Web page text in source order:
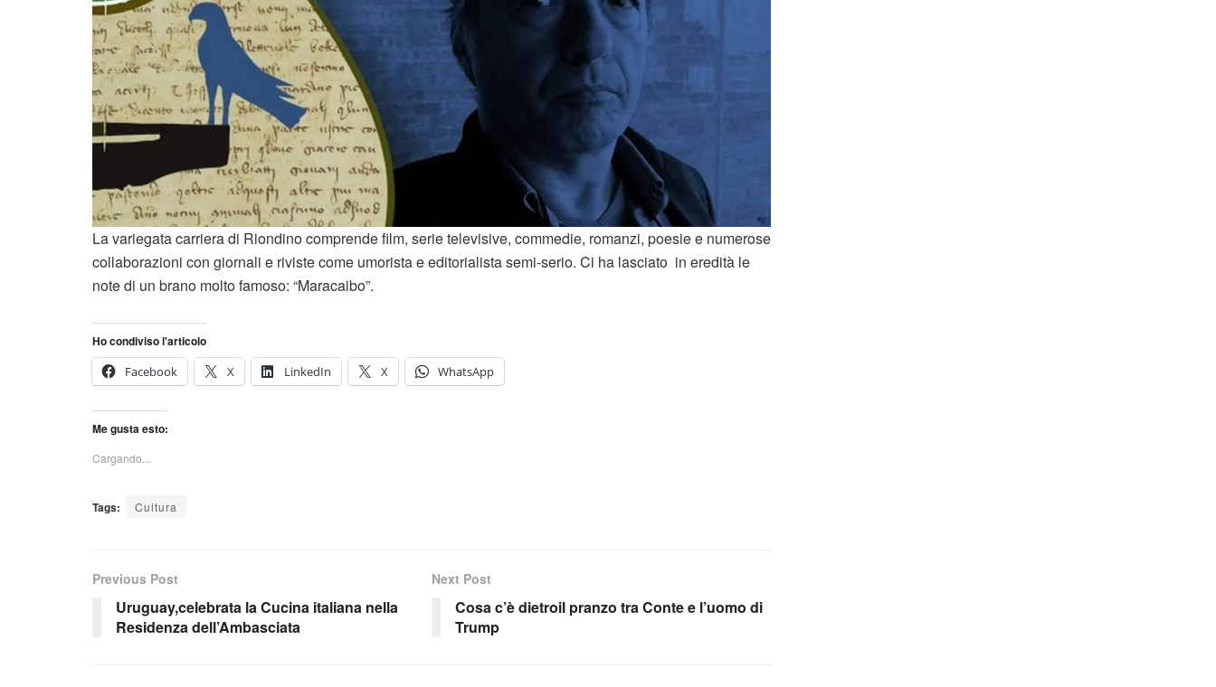
La variegata carriera di Riondino comprende film, serie televisive, commedie, romanzi, poesie e numerose
collaborazioni con giornali e riviste come umorista e editorialista semi-serio. Ci ha lasciato in eredità le
note di un brano molto famoso: “Maracaibo”.
Ho condiviso l'articolo
Facebook
X LinkedIn X WhatsApp
Me gusta esto:
Cargando...
Tags: Cultura
Previous Post
Uruguay,celebrata la Cucina italiana nella
Residenza dell’Ambasciata
Next Post
Cosa c’è dietroil pranzo tra Conte e l’uomo di
Trump